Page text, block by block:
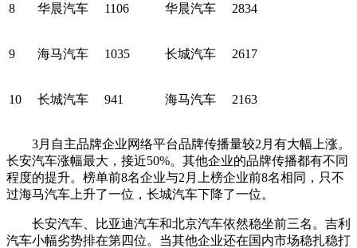
8 华晨汽车 1106 华晨汽车 2834
9 海马汽车 1035 长城汽车 2617
10 长城汽车 941 海马汽车 2163
3月自主品牌企业网络平台品牌传播量较2月有大幅上涨。
长安汽车涨幅最大，接近50%。其他企业的品牌传播都有不同
程度的提升。榜单前8名企业与2月上榜企业前8名相同，只不
过海马汽车上升了一位，长城汽车下降了一位。
长安汽车、比亚迪汽车和北京汽车依然稳坐前三名。吉利
汽车小幅劣势排在第四位。当其他企业还在国内市场稳扎稳打